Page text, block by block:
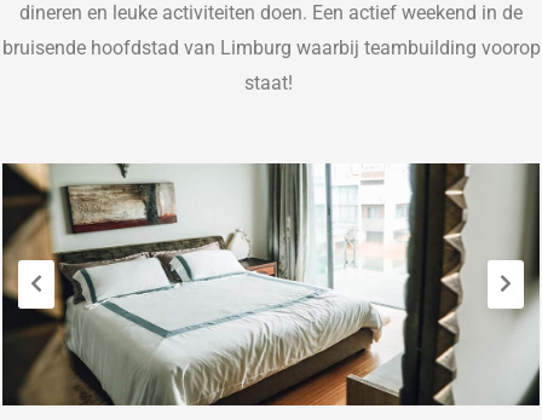
dineren en leuke activiteiten doen. Een actief weekend in de
bruisende hoofdstad van Limburg waarbij teambuilding voorop
staat!